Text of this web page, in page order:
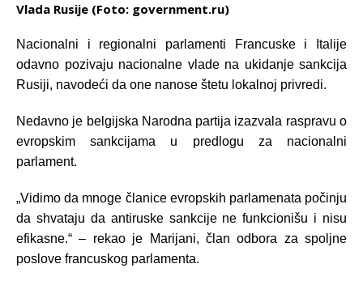
Vlada Rusije (Foto: government.ru)
Nacionalni i regionalni parlamenti Francuske i Italije
odavno pozivaju nacionalne vlade na ukidanje sankcija
Rusiji, navodeći da one nanose štetu lokalnoj privredi.
Nedavno je belgijska Narodna partija izazvala raspravu o
evropskim sankcijama u predlogu za nacionalni
parlament.
„Vidimo da mnoge članice evropskih parlamenata počinju
da shvataju da antiruske sankcije ne funkcionišu i nisu
efikasne.“ – rekao je Marijani, član odbora za spoljne
poslove francuskog parlamenta.